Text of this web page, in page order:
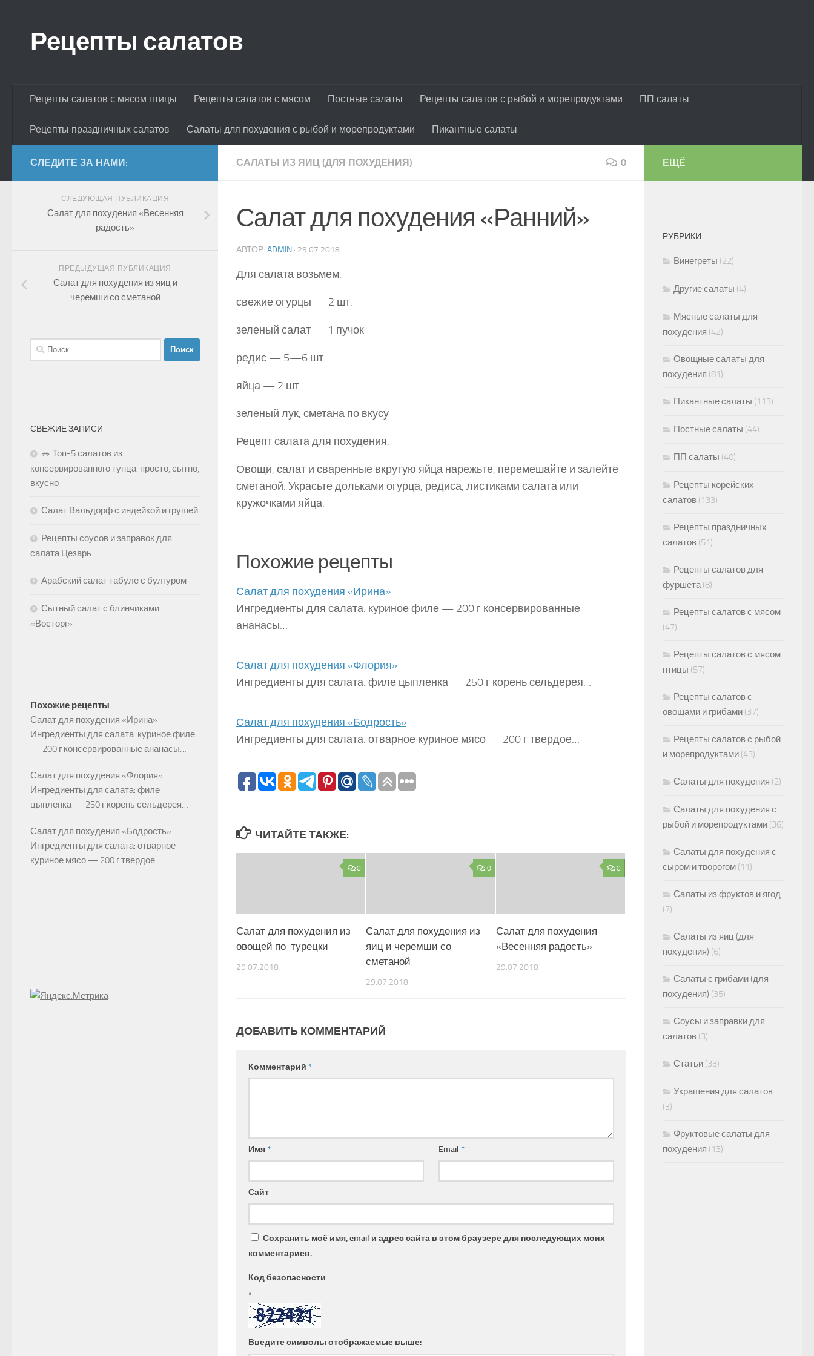
Рецепты салатов
Рецепты салатов с мясом птицы Рецепты салатов с мясом Постные салаты Рецепты салатов с рыбой и морепродуктами ПП салаты
Рецепты праздничных салатов Салаты для похудения с рыбой и морепродуктами Пикантные салаты
САЛАТЫ ИЗ ЯИЦ (ДЛЯ ПОХУДЕНИЯ) 0
Салат для похудения «Ранний»
АВТОР: ADMIN · 29.07.2018
Для салата возьмем:
свежие огурцы — 2 шт.
зеленый салат — 1 пучок
редис — 5—6 шт.
яйца — 2 шт.
зеленый лук, сметана по вкусу
Рецепт салата для похудения:
Овощи, салат и сваренные вкрутую яйца нарежь­те, перемешайте и залейте
сметаной. Украсьте дольками огурца, редиса, листиками салата или
кружочками яйца.
Похожие рецепты
Салат для похудения «Ирина»
Ингредиенты для салата: куриное филе — 200 г консервированные
ананасы…
Салат для похудения «Флория»
Ингредиенты для салата: филе цыпленка — 250 г корень сельдерея…
Салат для похудения «Бодрость»
Ингредиенты для салата: отварное куриное мясо — 200 г твердое…
ЧИТАЙТЕ ТАКЖЕ:
0
Салат для похудения из
овощей по-турецки
29.07.2018
0
Салат для похудения из
яиц и черемши со
сметаной
29.07.2018
0
Салат для похудения
«Весенняя радость»
29.07.2018
ДОБАВИТЬ КОММЕНТАРИЙ
Комментарий *
Имя* Email*
Сайт
Сохранить моё имя, email и адрес сайта в этом браузере для последующих моих
комментариев.
Код безопасности
*
Введите символы отображаемые выше:
СЛЕДИТЕ ЗА НАМИ:
СЛЕДУЮЩАЯ ПУБЛИКАЦИЯ
Салат для похудения «Весенняя
радость»
ПРЕДЫДУЩАЯ ПУБЛИКАЦИЯ
Салат для похудения из яиц и
черемши со сметаной
Найти:
СВЕЖИЕ ЗАПИСИ
🥗 Топ-5 салатов из
консервированного тунца: просто, сытно,
вкусно
Салат Вальдорф с индейкой и грушей
Рецепты соусов и заправок для
салата Цезарь
Арабский салат табуле с булгуром
Сытный салат с блинчиками
«Восторг»
Похожие рецепты
Салат для похудения «Ирина»
Ингредиенты для салата: куриное филе
— 200 г консервированные ананасы…
Салат для похудения «Флория»
Ингредиенты для салата: филе
цыпленка — 250 г корень сельдерея…
Салат для похудения «Бодрость»
Ингредиенты для салата: отварное
куриное мясо — 200 г твердое…
ЕЩЁ
РУБРИКИ
Винегреты (22)
Другие салаты (4)
Мясные салаты для
похудения (42)
Овощные салаты для
похудения (81)
Пикантные салаты (113)
Постные салаты (44)
ПП салаты (40)
Рецепты корейских
салатов (133)
Рецепты праздничных
салатов (51)
Рецепты салатов для
фуршета(8)
Рецепты салатов с мясом
(47)
Рецепты салатов с мясом
птицы (57)
Рецепты салатов с
овощами и грибами (37)
Рецепты салатов с рыбой
и морепродуктами (43)
Салаты для похудения (2)
Салаты для похудения с
рыбой и морепродуктами (36)
Салаты для похудения с
сыром и творогом (11)
Салаты из фруктов и ягод
(7)
Салаты из яиц (для
похудения) (6)
Салаты с грибами (для
похудения) (35)
Соусы и заправки для
салатов (3)
Статьи (33)
Украшения для салатов
(3)
Фруктовые салаты для
похудения (13)